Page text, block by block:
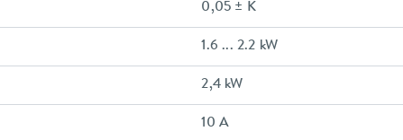
0,05 ± K
1.6 ... 2.2 kW
2,4 kW
10 A